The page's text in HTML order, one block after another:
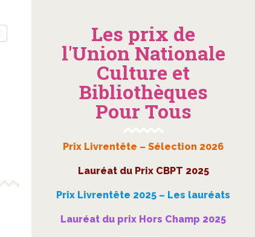
Les prix de
l'Union Nationale
Culture et
Bibliothèques
Pour Tous
Prix Livrentête – Sélection 2026
Lauréat du Prix CBPT 2025
Prix Livrentête 2025 – Les lauréats
Lauréat du prix Hors Champ 2025